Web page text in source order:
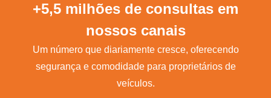
+5,5 milhões de consultas em
nossos canais
Um número que diariamente cresce, oferecendo
segurança e comodidade para proprietários de
veículos.